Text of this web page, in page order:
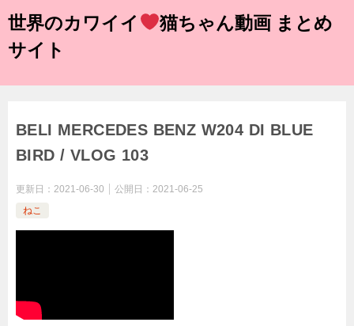
世界のカワイイ
猫ちゃん動画 まとめ
サイト
BELI MERCEDES BENZ W204 DI BLUE
BIRD / VLOG 103
更新日： 2021-06-30 公開日： 2021-06-25
ねこ